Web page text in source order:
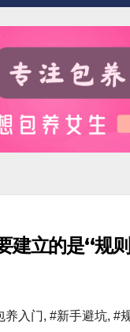
建立的是“规
养入门, #新手避坑, #